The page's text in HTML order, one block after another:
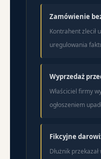
Zamówienie
Kontrahent zlecił
uregulowania
Wyprzedaż
Właściciel firmy
ogłoszeniem
Fikcyjne
Dłużnik